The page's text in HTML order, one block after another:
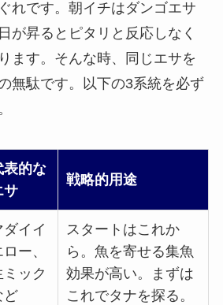
れです。朝イチはダンゴエサ
が昇るとピタリと反応しなく
ます。そんな時、同じエサを
無駄です。以下の3系統を必ず
表的な
サ
戦略的用途
ダイイ
ー、
ミック
ど
スタートはこれか
ら。魚を寄せる集魚
効果が高い。まずは
これでタナを探る。